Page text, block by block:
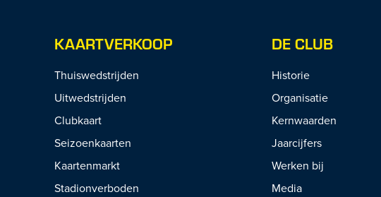
KAARTVERKOOP
Thuiswedstrijden
Uitwedstrijden
Clubkaart
Seizoenkaarten
Kaartenmarkt
Stadionverboden
DE CLUB
Historie
Organisatie
Kernwaarden
Jaarcijfers
Werken bij
Media